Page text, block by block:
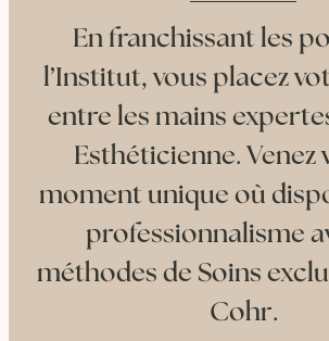
En franchissant les
l’Institut, vous placez
entre les mains
Esthéticienne. Venez
moment unique où
professionnalisme
méthodes de Soins
Cohr.